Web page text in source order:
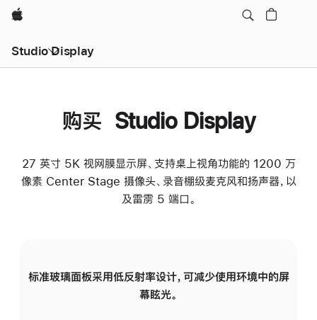
Apple
Studio Display
购买 Studio Display
27 英寸 5K 视网膜显示屏、支持桌上视角功能的 1200 万
像素 Center Stage 摄像头、录音棚级麦克风和扬声器，以
及雷雳 5 端口。
标准玻璃面板采用低反射率设计，可减少使用环境中的屏
幕眩光。